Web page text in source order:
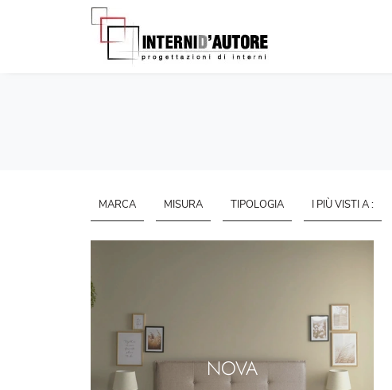
MARCA MISURA TIPOLOGIA I PIÙ VISTI A :
NOVA